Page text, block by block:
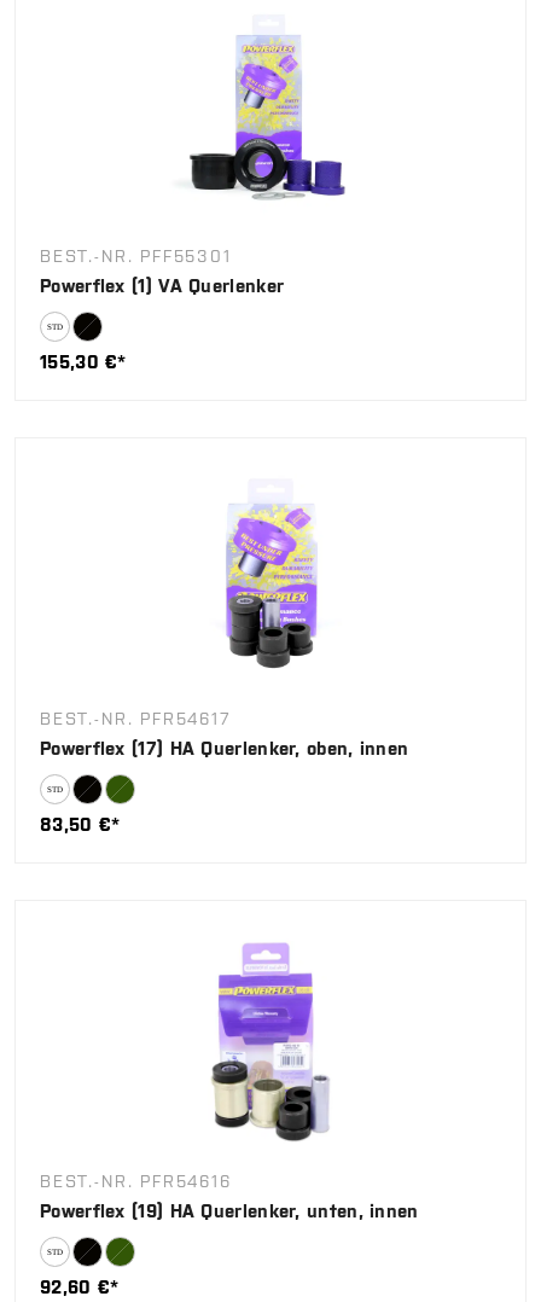
BEST.-NR. PFF55301
Powerflex (1) VA Querlenker
155,30 €*
BEST.-NR. PFR54617
Powerflex (17) HA Querlenker, oben, innen
83,50 €*
BEST.-NR. PFR54616
Powerflex (19) HA Querlenker, unten, innen
92,60 €*